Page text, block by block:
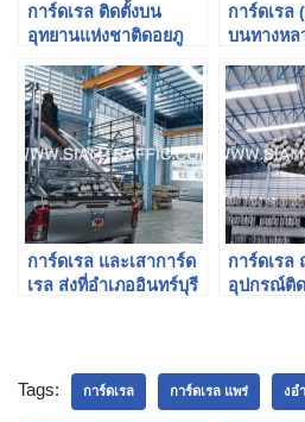
การ์ดเรล ติดตั้งบน
อุทยานแห่งชาติดอยภู
1,744 เมตร
การ์ดเรล
บนทางหล
การ์ดเรล และเสาการ์ด
เรล ส่งที่อำเภออินทร์บุรี
การ์ดเรล
อุปกรณ์ติด
Tags: การ์ดเรล การ์ดเรล แพร่ งอ